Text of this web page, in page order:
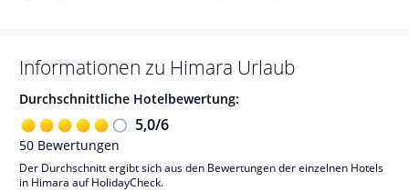
Informationen zu Himara Urlaub
Durchschnittliche Hotelbewertung:
5,0/6
50 Bewertungen
Der Durchschnitt ergibt sich aus den Bewertungen der einzelnen Hotels
in Himara auf HolidayCheck.